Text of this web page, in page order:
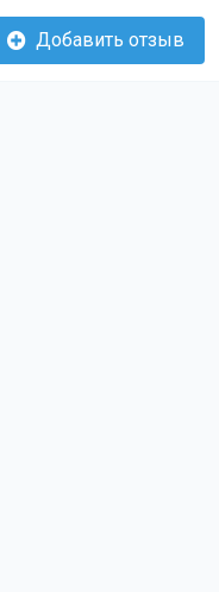
Добавить отзыв